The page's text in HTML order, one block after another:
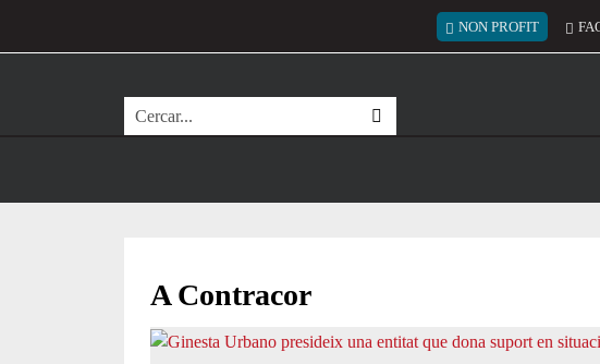
Menú del
NON PROFIT
Cerca
A Contracor